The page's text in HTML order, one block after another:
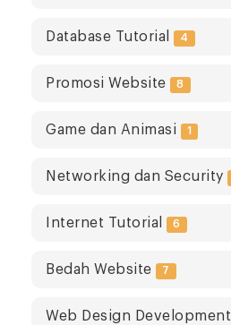
Database Tutorial 4
Promosi Website 8
Game dan Animasi 1
Networking dan Security
Internet Tutorial 6
Bedah Website 7
Web Design Development